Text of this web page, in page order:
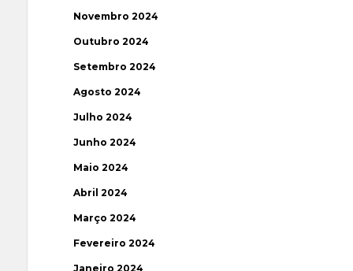
Novembro 2024
Outubro 2024
Setembro 2024
Agosto 2024
Julho 2024
Junho 2024
Maio 2024
Abril 2024
Março 2024
Fevereiro 2024
Janeiro 2024